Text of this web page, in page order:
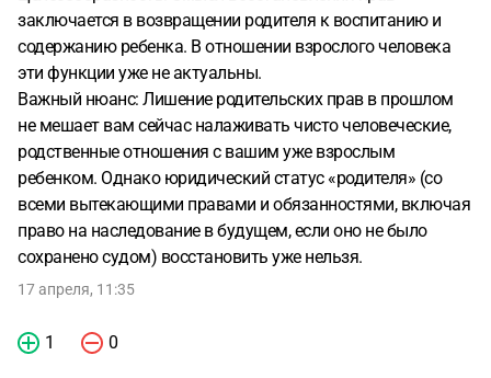
заключается в возвращении родителя к воспитанию и
содержанию ребенка. В отношении взрослого человека
эти функции уже не актуальны.
Важный нюанс: Лишение родительских прав в прошлом
не мешает вам сейчас налаживать чисто человеческие,
родственные отношения с вашим уже взрослым
ребенком. Однако юридический статус «родителя» (со
всеми вытекающими правами и обязанностями, включая
право на наследование в будущем, если оно не было
сохранено судом) восстановить уже нельзя.
17 апреля, 11:35
1 0